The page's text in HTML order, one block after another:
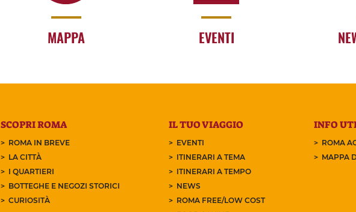
MAPPA EVENTI
SCOPRI ROMA
ROMA IN BREVE
LA CITTÀ
I QUARTIERI
BOTTEGHE E NEGOZI STORICI
CURIOSITÀ
IL TUO VIAGGIO
EVENTI
ITINERARI A TEMA
ITINERARI A TEMPO
NEWS
ROMA FREE/LOW COST
INFO
ROMA
MAPPA